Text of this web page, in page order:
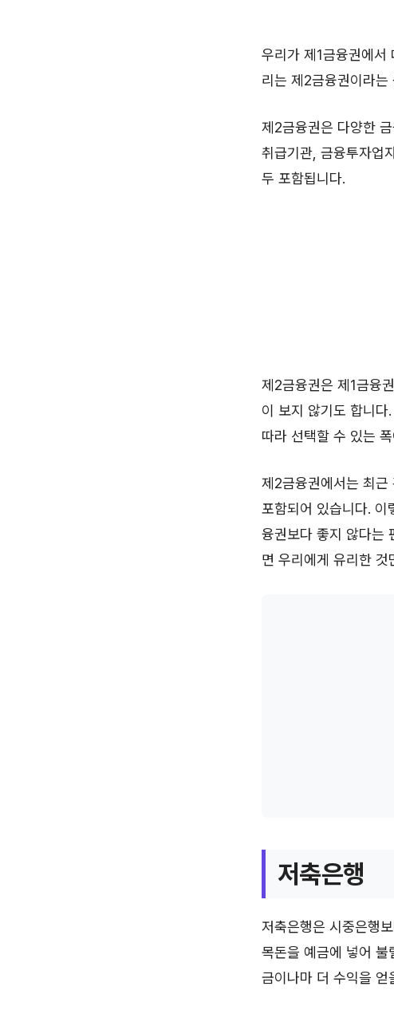
우리가 제1금융권에서
리는 제2금융권이라
제2금융권은 다양한
취급기관, 금융투자업
두 포함됩니다.
제2금융권은 제1금융
이 보지 않기도 합니다
따라 선택할 수 있는
제2금융권에서는 최근
포함되어 있습니다. 이
융권보다 좋지 않다는
면 우리에게 유리한 것
저축은행
저축은행은 시중은행
목돈을 예금에 넣어 불
금이나마 더 수익을 얻